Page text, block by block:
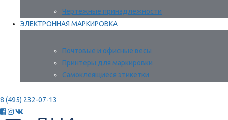
Чертежные принадлежности
ЭЛЕКТРОННАЯ МАРКИРОВКА
Почтовые и офисные весы
Принтеры для маркировки
Самоклеящиеся этикетки
8 (495) 232-07-13